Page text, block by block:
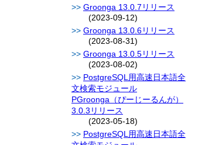
Groonga 13.0.7リリース
(2023-09-12)
Groonga 13.0.6リリース
(2023-08-31)
Groonga 13.0.5リリース
(2023-08-02)
PostgreSQL用高速日本語全
文検索モジュール
PGroonga（ぴーじーるんが）
3.0.3リリース
(2023-05-18)
PostgreSQL用高速日本語全